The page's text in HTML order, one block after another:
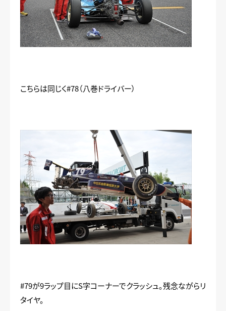
こちらは同じく#78（八巻ドライバー）
#79が9ラップ目にS字コーナーでクラッシュ。残念ながらリ
タイヤ。